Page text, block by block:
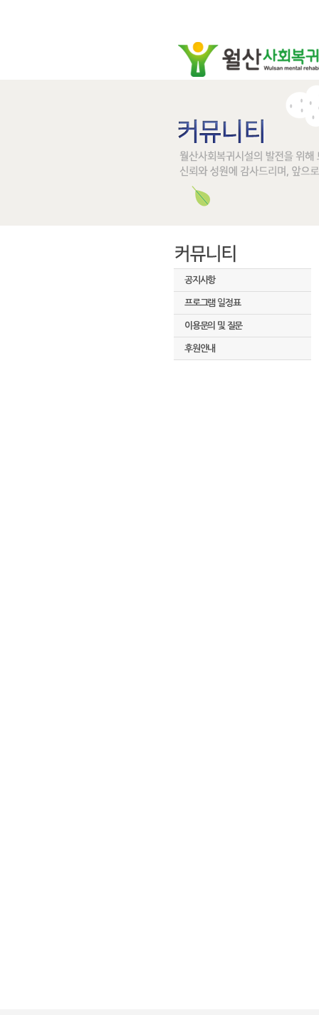
공지사항
프로그램 일정표
이용문의 및 질문
후원안내